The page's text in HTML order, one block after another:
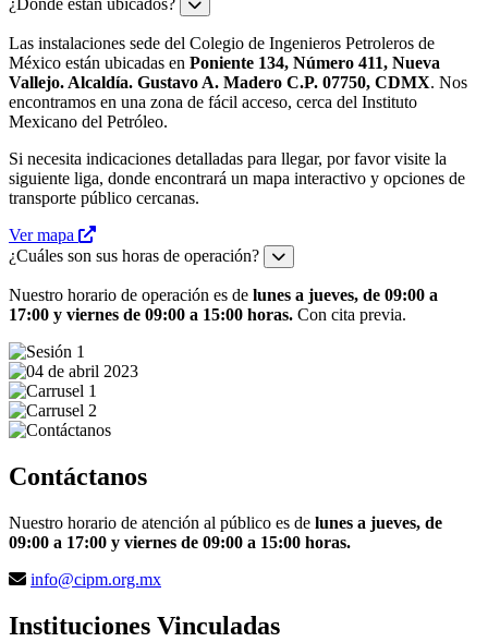
¿Dónde están ubicados?
Las instalaciones sede del Colegio de Ingenieros Petroleros de
México están ubicadas en Poniente 134, Número 411, Nueva
Vallejo. Alcaldía. Gustavo A. Madero C.P. 07750, CDMX. Nos
encontramos en una zona de fácil acceso, cerca del Instituto
Mexicano del Petróleo.
Si necesita indicaciones detalladas para llegar, por favor visite la
siguiente liga, donde encontrará un mapa interactivo y opciones de
transporte público cercanas.
Ver mapa
¿Cuáles son sus horas de operación?
Nuestro horario de operación es de lunes a jueves, de 09:00 a
17:00 y viernes de 09:00 a 15:00 horas. Con cita previa.
Contáctanos
Nuestro horario de atención al público es de lunes a jueves, de
09:00 a 17:00 y viernes de 09:00 a 15:00 horas.
info@cipm.org.mx
Instituciones Vinculadas